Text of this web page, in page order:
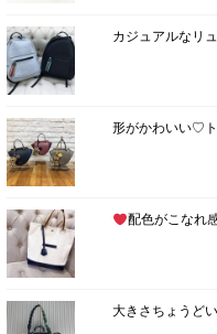
カジュアルなリ
形がかわいい♡
配色がこなれ
大きさちょうど